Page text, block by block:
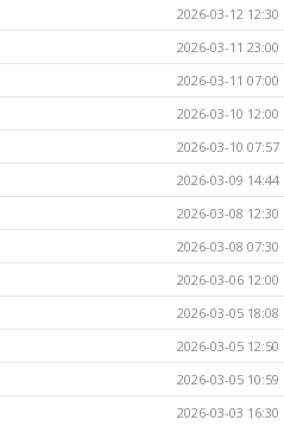
2026-03-12 12:30
2026-03-11 23:00
2026-03-11 07:00
2026-03-10 12:00
2026-03-10 07:57
2026-03-09 14:44
2026-03-08 12:30
2026-03-08 07:30
2026-03-06 12:00
2026-03-05 18:08
2026-03-05 12:50
2026-03-05 10:59
2026-03-03 16:30